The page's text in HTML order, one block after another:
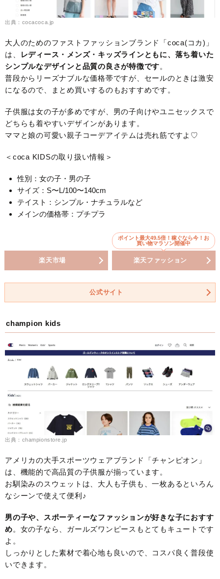
出典：cocacoca.jp
大人のためのファストファッションブランド「coca(コカ)」
は、
レディース・メンズ・キッズラインともに、落ち着いた
シンプルなデザインと品質の良さが特徴です。
普段からリーズナブルな価格帯ですが、セールのときは激安
になるので、まとめ買いするのもおすすめです。
子供服は女の子が多めですが、男の子向けやユニセックスで
どちらも着やすいデザインがあります。
ママと娘の可愛い親子コーデアイテムは売れ筋ですよ♡
＜coca KIDSの取り扱い情報＞
性別：女の子・男の子
サイズ：S〜L/100〜140cm
テイスト：シンプル・ナチュラルなど
メインの価格帯：プチプラ
楽天市場
ポイント最大49.5倍！稼ぐなら今！お
買い物マラソン開催中
楽天ファッション
公式サイト
champion kids
出典：championstore.jp
アメリカの大手スポーツウェアブランド「チャンピオン」
は、機能的で高品質の子供服が揃っています。
お馴染みのスウェットは、大人も子供も、一枚あるといろん
なシーンで使えて便利♪
男の子や、スポーティーなファッションが好きな子におすす
め。女の子なら、ガールズワンピースもとてもキュートです
よ。
しっかりとした素材で着心地も良いので、コスパ良く普段使
いできます。